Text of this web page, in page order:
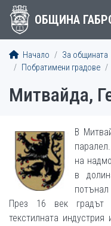
ОБЩИНА
Начало За общината
Побратимени градове
Митвайда,
В
на
в
През 16 век градът
текстилната